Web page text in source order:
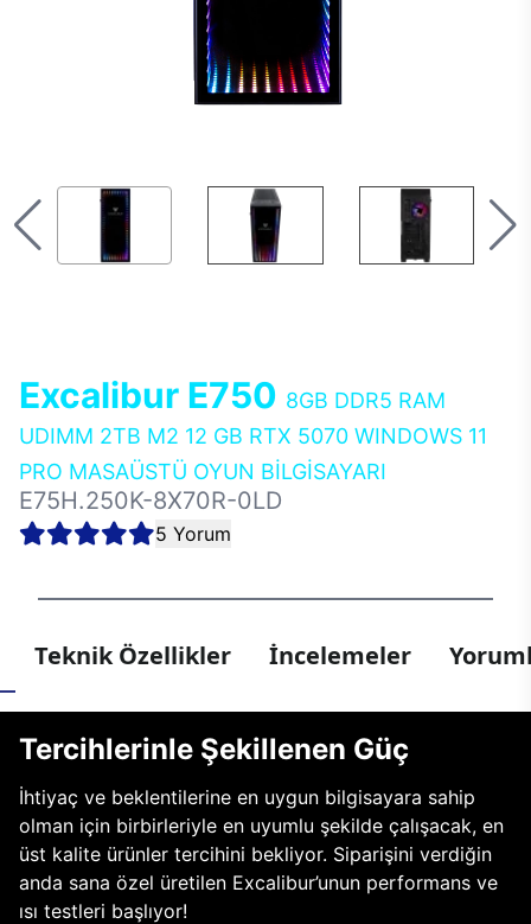
Excalibur E750 8GB DDR5 RAM
UDIMM 2TB M2 12 GB RTX 5070 WINDOWS 11
PRO MASAÜSTÜ OYUN BİLGİSAYARI
E75H.250K-8X70R-0LD
5 Yorum
Teknik Özellikler İncelemeler
Tercihlerinle Şekillenen Güç
İhtiyaç ve beklentilerine en uygun bilgisayara sahip
olman için birbirleriyle en uyumlu şekilde çalışacak, en
üst kalite ürünler tercihini bekliyor. Siparişini verdiğin
anda sana özel üretilen Excalibur’unun performans ve
ısı testleri başlıyor!